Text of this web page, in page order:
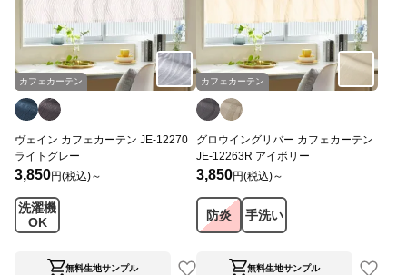
カフェカーテン
ヴェイン カフェカーテン JE-12270
ライトグレー
3,850円(税込)～
洗濯機
OK
無料生地サンプル
カフェカーテン
グロウイングリバー カフェカーテン
JE-12263R アイボリー
3,850円(税込)～
防炎 手洗い
無料生地サンプル